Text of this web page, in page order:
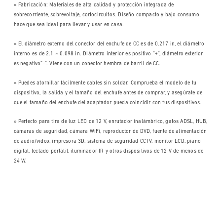
» Fabricación: Materiales de alta calidad y protección integrada de
sobrecorriente, sobrevoltaje, cortocircuitos. Diseño compacto y bajo consumo
hace que sea ideal para llevar y usar en casa.
» El diámetro externo del conector del enchufe de CC es de 0.217 in, el diámetro
interno es de 2.1 ~ 0.098 in. Diámetro interior es positivo ”+”, diámetro exterior
es negativo”-”. Viene con un conector hembra de barril de CC.
» Puedes atornillar fácilmente cables sin soldar. Comprueba el modelo de tu
dispositivo, la salida y el tamaño del enchufe antes de comprar, y asegúrate de
que el tamaño del enchufe del adaptador pueda coincidir con tus dispositivos.
» Perfecto para tira de luz LED de 12 V, enrutador inalámbrico, gatos ADSL, HUB,
cámaras de seguridad, cámara WiFi, reproductor de DVD, fuente de alimentación
de audio/video, impresora 3D, sistema de seguridad CCTV, monitor LCD, piano
digital, teclado portátil, iluminador IR y otros dispositivos de 12 V de menos de
24 W.